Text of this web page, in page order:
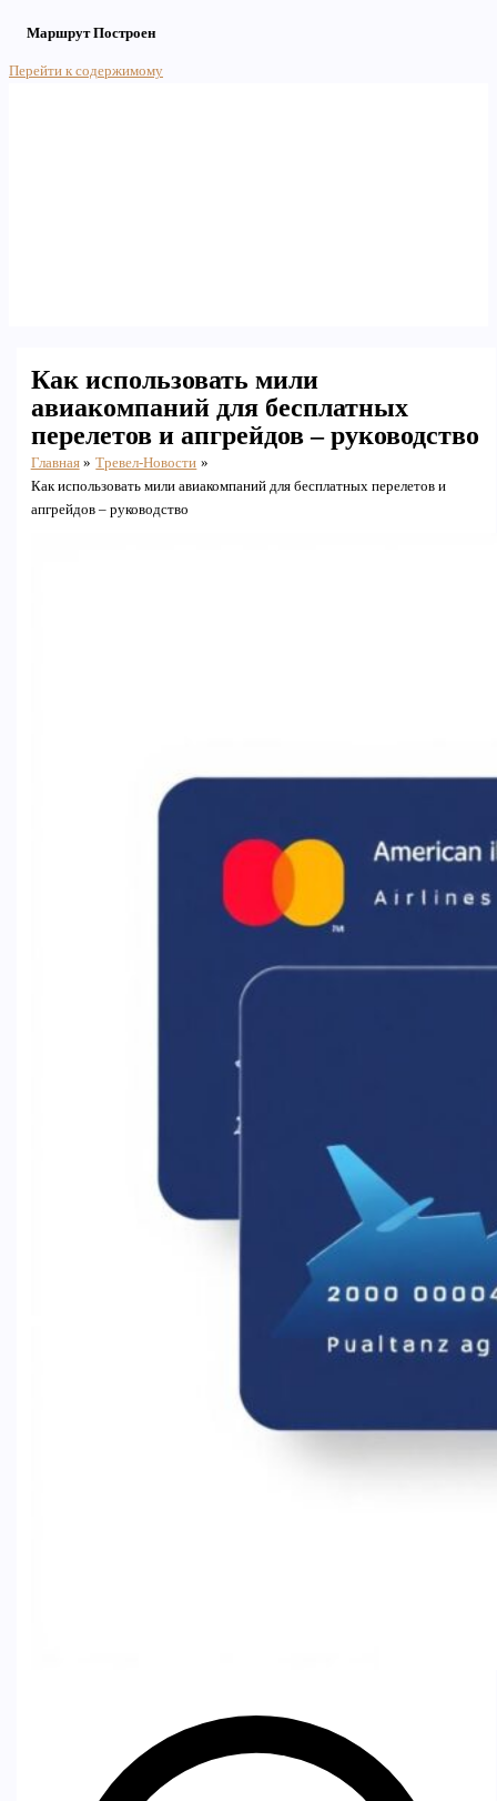
Маршрут Построен
Перейти к содержимому
Как использовать мили
авиакомпаний для бесплатных
перелетов и апгрейдов – руководство
Главная
Тревел-Новости
Как использовать мили авиакомпаний для бесплатных перелетов и
апгрейдов – руководство